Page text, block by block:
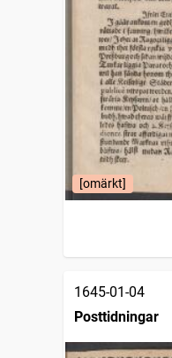
[omärkt]
1645-01-04
Posttidningar